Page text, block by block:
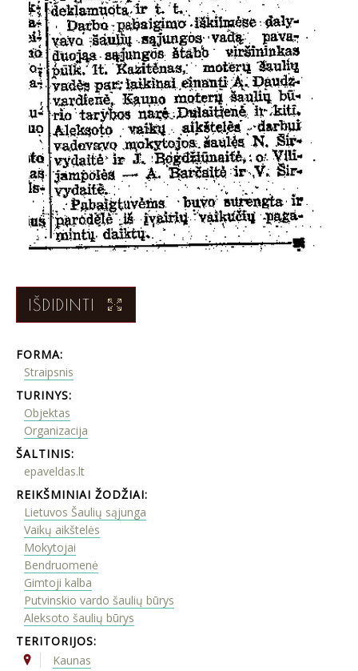
IŠDIDINTI
FORMA:
Straipsnis
TURINYS:
Objektas
Organizacija
ŠALTINIS:
epaveldas.lt
REIKŠMINIAI ŽODŽIAI:
Lietuvos Šaulių sąjunga
Vaikų aikštelės
Mokytojai
Bendruomenė
Gimtoji kalba
Putvinskio vardo šaulių būrys
Aleksoto šaulių būrys
TERITORIJOS:
Kaunas